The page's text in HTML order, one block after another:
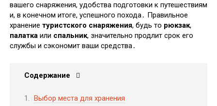
вашего снаряжения, удобства подготовки к путешествиям
и, в конечном итоге, успешного похода․ Правильное
хранение туристского снаряжения, будь то рюкзак,
палатка или спальник, значительно продлит срок его
службы и сэкономит ваши средства․
Содержание
Выбор места для хранения